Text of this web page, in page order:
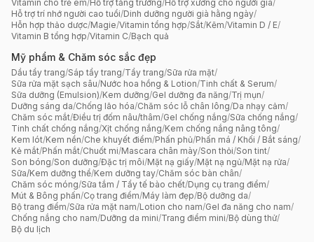
Vitamin cho trẻ em/Hỗ trợ tăng trưởng/Hỗ trợ xương cho người già/
Hỗ trợ trí nhớ người cao tuổi/Dinh dưỡng người già hằng ngày/
Hỗn hợp thảo dược/Magie/Vitamin tổng hợp/Sắt/Kẽm/Vitamin D / E/
Vitamin B tổng hợp/Vitamin C/Bạch quả
Mỹ phẩm & Chăm sóc sắc đẹp
Dầu tẩy trang/Sáp tẩy trang/Tẩy trang/Sữa rửa mặt/
Sữa rửa mặt sạch sâu/Nước hoa hồng & Lotion/Tinh chất & Serum/
Sữa dưỡng (Emulsion)/Kem dưỡng/Gel dưỡng đa năng/Trị mụn/
Dưỡng sáng da/Chống lão hóa/Chăm sóc lỗ chân lông/Da nhạy cảm/
Chăm sóc mắt/Điều trị đốm nâu/thâm/Gel chống nắng/Sữa chống nắng/
Tinh chất chống nắng/Xịt chống nắng/Kem chống nắng nâng tông/
Kem lót/Kem nền/Che khuyết điểm/Phấn phủ/Phấn má / Khối / Bắt sáng/
Kẻ mắt/Phấn mắt/Chuốt mi/Mascara chân mày/Son thỏi/Son tint/
Son bóng/Son dưỡng/Đặc trị môi/Mặt nạ giấy/Mặt nạ ngủ/Mặt nạ rửa/
Sữa/Kem dưỡng thể/Kem dưỡng tay/Chăm sóc bàn chân/
Chăm sóc móng/Sữa tắm / Tẩy tế bào chết/Dụng cụ trang điểm/
Mút & Bông phấn/Cọ trang điểm/Máy làm đẹp/Bộ dưỡng da/
Bộ trang điểm/Sữa rửa mặt nam/Lotion cho nam/Gel đa năng cho nam/
Chống nắng cho nam/Dưỡng da mini/Trang điểm mini/Bộ dùng thử/
Bộ du lịch